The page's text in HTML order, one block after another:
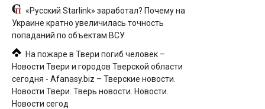
«Русский Starlink» заработал? Почему на
Украине кратно увеличилась точность
попаданий по объектам ВСУ
На пожаре в Твери погиб человек –
Новости Твери и городов Тверской области
сегодня - Afanasy.biz – Тверские новости.
Новости Твери. Тверь новости. Новости.
Новости сегод